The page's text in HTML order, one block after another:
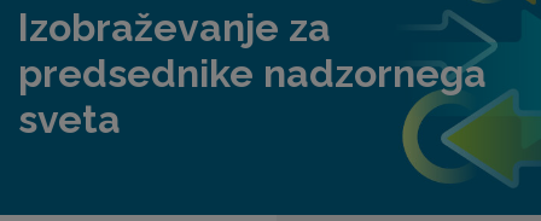
Izobraževanje za
predsednike nadzornega
sveta